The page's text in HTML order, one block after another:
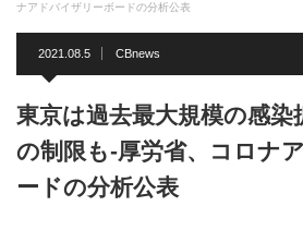
ナアドバイザリーボードの分析公表
2021.08.5 CBnews
東京は過去最大規模の感染
の制限も-厚労省、コロナ
ードの分析公表